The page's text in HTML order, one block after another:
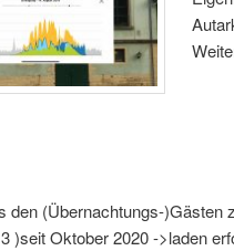
den (Übernachtungs-)Gästen
)seit Oktober 2020 ->laden